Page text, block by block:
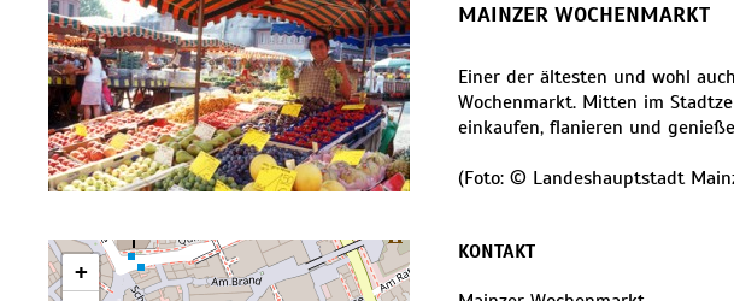
MAINZER WOCHENMARKT
Einer der ältesten und wohl
Wochenmarkt. Mitten im
einkaufen, flanieren und
(Foto: © Landeshauptstadt
+
KONTAKT